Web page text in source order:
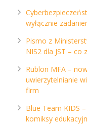
wyłącznie
Pismo z
NIS2 dla JST – co
Rublon MFA –
uwierzytelnianie
firm
Blue Team KIDS
komiksy